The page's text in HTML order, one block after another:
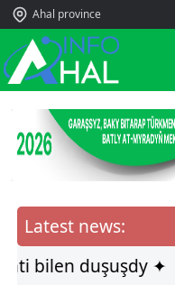
Ahal province
Latest news:
duşuşdy ✦